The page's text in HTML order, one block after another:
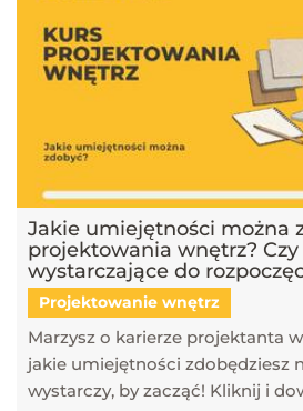
Jakie umiejętności można
projektowania wnętrz? Czy
wystarczające do
Projektowanie wnętrz
Marzysz o karierze projektanta
jakie umiejętności zdobędziesz
wystarczy, by zacząć! Kliknij i